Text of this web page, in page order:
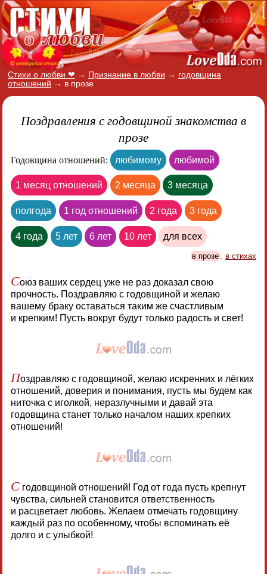
Стихи о любви ❤ → Признание в любви → годовщина
отношений → в прозе
Поздравления с годовщиной знакомства в
прозе
Годовщина отношений: любимому любимой
1 месяц отношений 2 месяца 3 месяца
полгода 1 год отношений 2 года 3 года
4 года 5 лет 6 лет 10 лет для всех
в прозе в стихах
Союз ваших сердец уже не раз доказал свою
прочность. Поздравляю с годовщиной и желаю
вашему браку оставаться таким же счастливым
и крепким! Пусть вокруг будут только радость и свет!
Поздравляю с годовщиной, желаю искренних и лёгких
отношений, доверия и понимания, пусть мы будем как
ниточка с иголкой, неразлучными и давай эта
годовщина станет только началом наших крепких
отношений!
Сгодовщиной отношений! Год от года пусть крепнут
чувства, сильней становится ответственность
и расцветает любовь. Желаем отмечать годовщину
каждый раз по особенному, чтобы вспоминать её
долго и с улыбкой!